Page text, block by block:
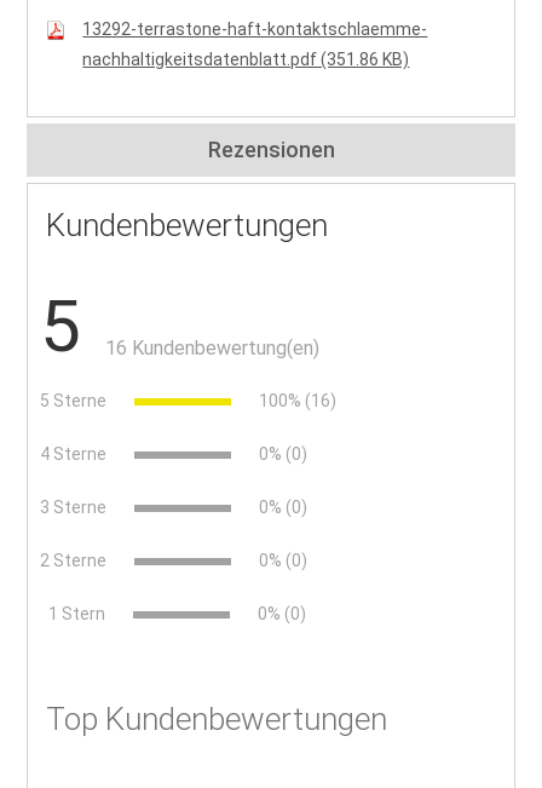
13292-terrastone-haft-kontaktschlaemme-
nachhaltigkeitsdatenblatt.pdf (351.86 KB)
Rezensionen
Kundenbewertungen
5 16 Kundenbewertung(en)
5 Sterne 100% (16)
4 Sterne 0% (0)
3 Sterne 0% (0)
2 Sterne 0% (0)
1 Stern 0% (0)
Top Kundenbewertungen